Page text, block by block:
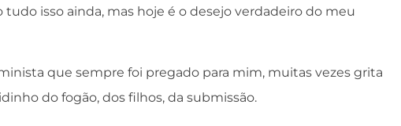
tudo isso ainda, mas hoje é o desejo verdadeiro do meu
que sempre foi pregado para mim, muitas vezes grita
do fogão, dos filhos, da submissão.